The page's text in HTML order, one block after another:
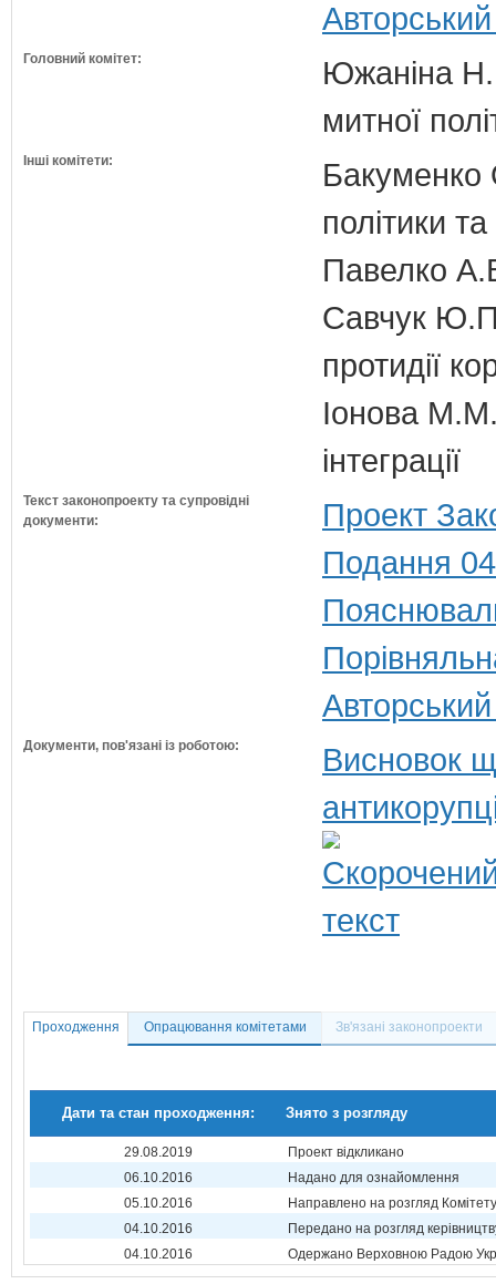
Головний комітет:
Южаніна
митної
Інші комітети:
Бакуменко
політики
Павелко
Савчук Ю.П.
протидії
Іонова М.М.
інтеграції
Текст законопроекту та супровідні
документи:
Проект
Подання
Документи, пов'язані із роботою:
Висновок
Проходження Опрацювання комітетами Зв'язані законопроекти
Дати та стан проходження: Знято з розгляду
29.08.2019
Проект відкликано
06.10.2016
Надано для ознайомлення
05.10.2016
Направлено на розгляд Комітету
04.10.2016
Передано на розгляд
04.10.2016
Одержано Верховною Радою